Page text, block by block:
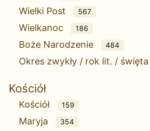
Wielki Post 567
Wielkanoc 186
Boże Narodzenie 484
Okres zwykły / rok lit. / święta
Kościół
Kościół 159
Maryja 354